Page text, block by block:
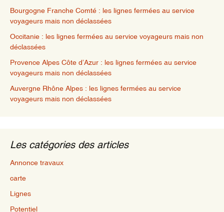
Bourgogne Franche Comté : les lignes fermées au service
voyageurs mais non déclassées
Occitanie : les lignes fermées au service voyageurs mais non
déclassées
Provence Alpes Côte d’Azur : les lignes fermées au service
voyageurs mais non déclassées
Auvergne Rhône Alpes : les lignes fermées au service
voyageurs mais non déclassées
Les catégories des articles
Annonce travaux
carte
Lignes
Potentiel